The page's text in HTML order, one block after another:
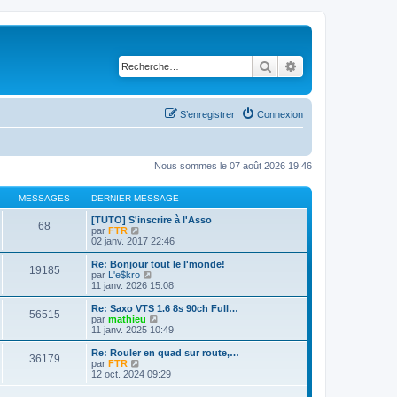
Rechercher
Connexion
S’enregistrer
Nous sommes le 07 août 2026 19:46
MESSAGES DERNIER MESSAGE
68
[TUTO] S'inscrire à l'Asso
par FTR
o
i
r
e
e
r
n
i
r
e
s
02 janv. 2017 22:46
19185
Re: Bonjour tout le l'monde!
par L'e$kro
o
i
r
l
e
r
n
i
11 janv. 2026 15:08
56515
Re: Saxo VTS 1.6 8s 90ch Full…
par mathieu
o
i
r
e
11 janv. 2025 10:49
36179
Re: Rouler en quad sur route,…
par FTR
o
i
12 oct. 2024 09:29